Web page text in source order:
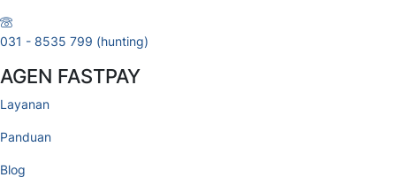
031 - 8535 799 (hunting)
AGEN FASTPAY
Layanan
Panduan
Blog